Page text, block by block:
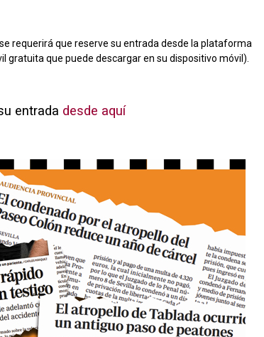
requerirá que reserve su entrada desde la plataforma
gratuita que puede descargar en su dispositivo móvil).
entrada desde aquí